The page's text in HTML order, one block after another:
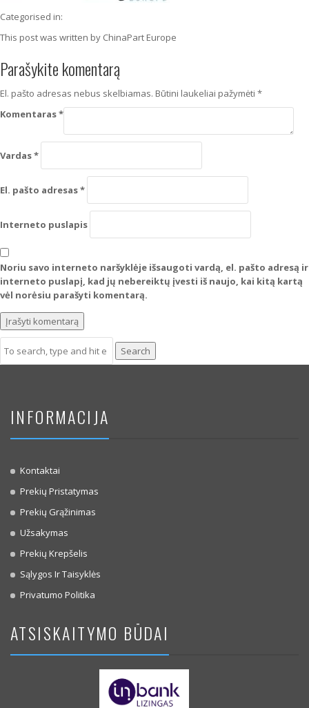
Categorised in:
This post was written by ChinaPart Europe
Parašykite komentarą
El. pašto adresas nebus skelbiamas. Būtini laukeliai pažymėti *
Komentaras*
Vardas*
El. pašto adresas*
Interneto puslapis
Noriu savo interneto naršyklėje išsaugoti vardą, el. pašto adresą ir
interneto puslapį, kad jų nebereiktų įvesti iš naujo, kai kitą kartą
vėl norėsiu parašyti komentarą.
Search
INFORMACIJA
Kontaktai
Prekių Pristatymas
Prekių Grąžinimas
Užsakymas
Prekių Krepšelis
Sąlygos Ir Taisyklės
Privatumo Politika
ATSISKAITYMO BŪDAI